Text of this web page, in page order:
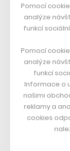
Půl roku po
pelotonu ve
někam mezi
příkladem z
nepochopí
„Jedna
Její systém
oběti a
dělat, protože
Pomocí
analýze
funkcí
Pomocí
analýze
funkcí
Informace o
našimi
reklamy a
cookies